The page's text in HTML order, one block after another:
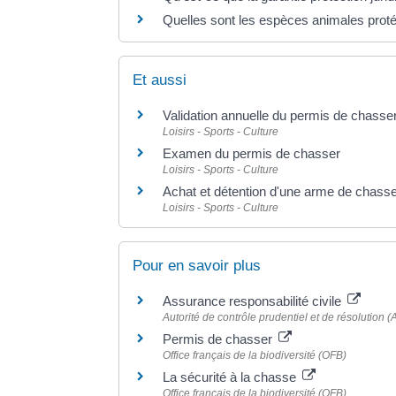
Quelles sont les espèces animales
Et aussi
Validation annuelle du permis de
Loisirs - Sports - Culture
Examen du permis de chasser
Loisirs - Sports - Culture
Achat et détention d'une arme de
Loisirs - Sports - Culture
Pour en savoir plus
Assurance responsabilité civile
Autorité de contrôle prudentiel et de résolution
Permis de chasser
Office français de la biodiversité (OFB)
La sécurité à la chasse
Office français de la biodiversité (OFB)